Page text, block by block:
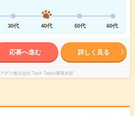
30代 40代 50代 60代
応募へ進む 詳しく見る
アデコ株式会社 Tech Talent事業本部